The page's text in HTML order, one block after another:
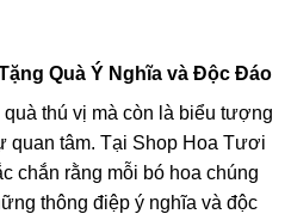
Quà Ý Nghĩa và Độc Đáo
thú vị mà còn là biểu tượng
quan tâm. Tại Shop Hoa Tươi
chắn rằng mỗi bó hoa chúng
thông điệp ý nghĩa và độc